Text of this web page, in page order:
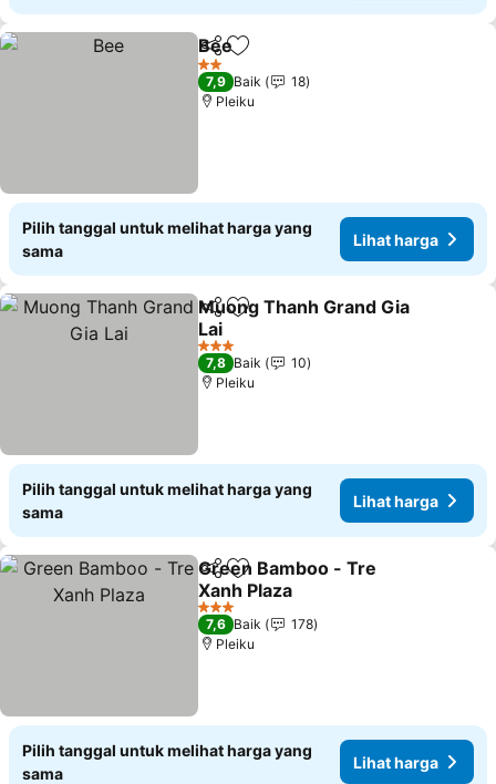
BagikanTambahkan ke favorit
Bee
2 Bintang
7,9 Baik
18
Pleiku
Pilih tanggal untuk melihat harga yang
sama
Lihat harga
BagikanTambahkan ke favorit
Muong Thanh Grand Gia
Lai
Lihat harga
3 Bintang
7,8 Baik
10
Pleiku
Pilih tanggal untuk melihat harga yang
sama
Lihat harga
BagikanTambahkan ke favorit
Green Bamboo - Tre
Xanh Plaza
Lihat harga
3 Bintang
7,6 Baik
178
Pleiku
Pilih tanggal untuk melihat harga yang
sama
Lihat harga